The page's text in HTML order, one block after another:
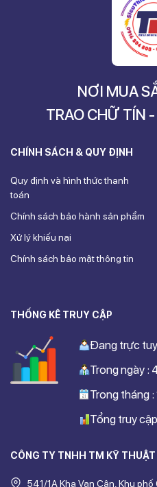
NƠI MUA
TRAO CHỮ TÍN
CÔNG TY TNHH TM KỸ
541/1A Kha Vạn Cân, Khu phố
CHÍNH SÁCH & QUY ĐỊNH
Quy định và hình thức thanh
toán
Chính sách bảo hành sản phẩm
Xử lý khiếu nại
Chính sách bảo mật thông tin
THỐNG KÊ TRUY CẬP
Trong ngày :
Trong tháng
Tổng truy
Đang trực